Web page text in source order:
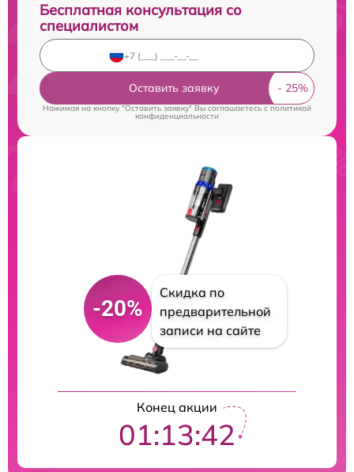
Бесплатная консультация со
специалистом
Оставить заявку
Нажимая на кнопку "Оставить заявку" Вы соглашаетесь cполитикой
конфиденциальности
-20%
Скидка по
предварительной
записи на сайте
Конец акции
01:13:41